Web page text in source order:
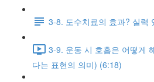
3-8. 도수치료의 효과? 실력
3-9. 운동 시 호흡은 어떻게
다는 표현의 의미) (6:18)